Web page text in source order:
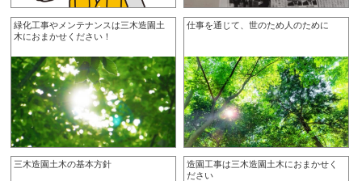
緑化工事やメンテナンスは三木造園土
木におまかせください！
仕事を通じて、世のため人のために
三木造園土木の基本方針
造園工事は三木造園土木におまかせく
ださい